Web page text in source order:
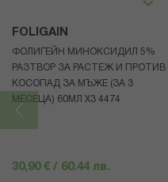
FOLIGAIN
ФОЛИГЕЙН МИНОКСИДИЛ 5%
РАЗТВОР ЗА РАСТЕЖ И ПРОТИВ
КОСОПАД ЗА МЪЖЕ (ЗА 3
МЕСЕЦА) 60МЛ X3 4474
30,90 € / 60.44 лв.